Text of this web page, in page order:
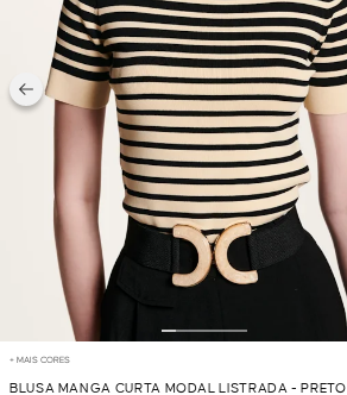
+ MAIS CORES
BLUSA MANGA CURTA MODAL LISTRADA - PRETO